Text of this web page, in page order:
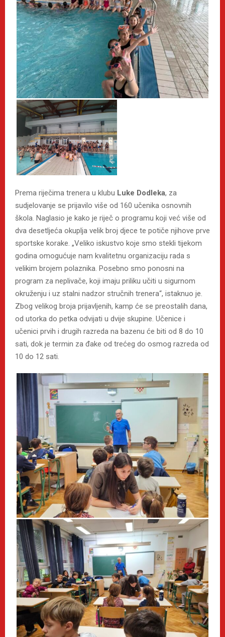
Prema riječima trenera u klubu Luke Dodleka, za
sudjelovanje se prijavilo više od 160 učenika osnovnih
škola. Naglasio je kako je riječ o programu koji već više od
dva desetljeća okuplja velik broj djece te potiče njihove prve
sportske korake. „Veliko iskustvo koje smo stekli tijekom
godina omogućuje nam kvalitetnu organizaciju rada s
velikim brojem polaznika. Posebno smo ponosni na
program za neplivače, koji imaju priliku učiti u sigurnom
okruženju i uz stalni nadzor stručnih trenera“, istaknuo je.
Zbog velikog broja prijavljenih, kamp će se preostalih dana,
od utorka do petka odvijati u dvije skupine. Učenice i
učenici prvih i drugih razreda na bazenu će biti od 8 do 10
sati, dok je termin za đake od trećeg do osmog razreda od
10 do 12 sati.